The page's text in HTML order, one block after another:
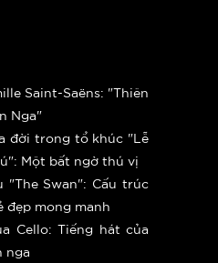
Saint-Saëns: "Thiên
Nga"
đời trong tổ khúc "Lễ
Một bất ngờ thú vị
"The Swan": Cấu trúc
đẹp mong manh
Cello: Tiếng hát của
nga